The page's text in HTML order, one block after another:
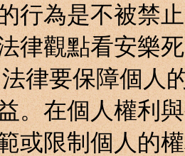
行為是不被禁
觀點看安樂死
保障個人的
。在個人權利
或限制個人的